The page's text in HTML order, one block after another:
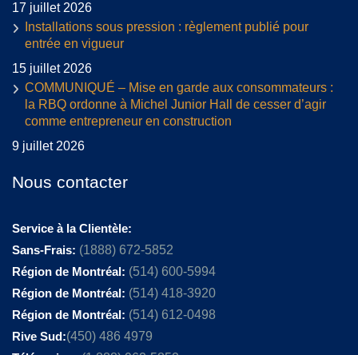
17 juillet 2026
Installations sous pression : règlement publié pour
entrée en vigueur
15 juillet 2026
COMMUNIQUÉ – Mise en garde aux consommateurs :
la RBQ ordonne à Michel Junior Hall de cesser d’agir
comme entrepreneur en construction
9 juillet 2026
Nous contacter
Service à la Clientèle:
Sans-Frais: (1888) 672-5852
Région de Montréal: (514) 600-5994
Région de Montréal: (514) 418-3920
Région de Montréal: (514) 612-0498
Rive Sud:(450) 486 4979